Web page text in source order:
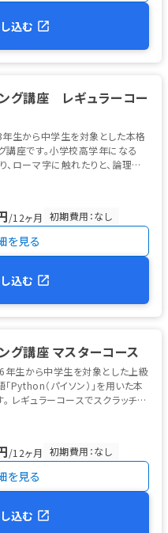
込む
グ講座 レギュラーコー
年生から中学生を対象とした本格
講座です。小学校高学年になる
、ローマ字に触れたりと、論理的
/12ヶ月 初期費用：なし
を見る
込む
グ講座 マスターコース
年生から中学生を対象とした上級
Python（パイソン）」を用いた本
型
/12ヶ月 初期費用：なし
を見る
込む